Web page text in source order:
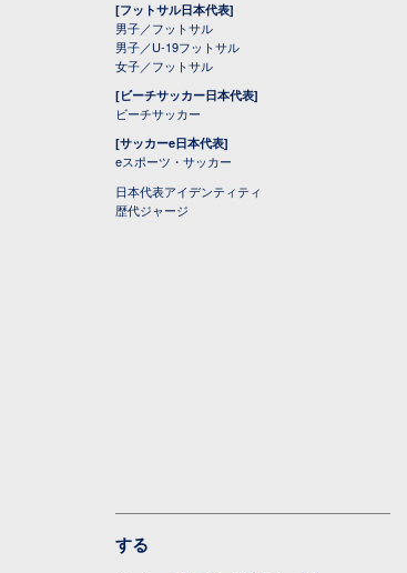
[フットサル日本代表]
男子／フットサル
男子／U-19フットサル
女子／フットサル
[ビーチサッカー日本代表]
ビーチサッカー
[サッカーe日本代表]
eスポーツ・サッカー
日本代表アイデンティティ
歴代ジャージ
する